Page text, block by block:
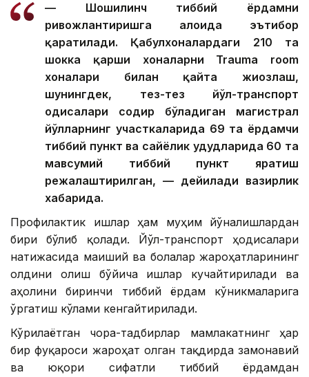
— Шошилинч тиббий ёрдамни
ривожлантиришга алоҳида эътибор
қаратилади. Қабулхоналардаги 210 та
шокка қарши хоналарни Trauma room
хоналари билан қайта жиҳозлаш,
шунингдек, тез-тез йўл-транспорт
ҳодисалари содир бўладиган магистрал
йўлларнинг участкаларида 69 та ёрдамчи
тиббий пункт ва сайёҳлик ҳудудларида 60 та
мавсумий тиббий пункт яратиш
режалаштирилган, — дейилади вазирлик
хабарида.
Профилактик ишлар ҳам муҳим йўналишлардан
бири бўлиб қолади. Йўл-транспорт ҳодисалари
натижасида маиший ва болалар жароҳатларининг
олдини олиш бўйича ишлар кучайтирилади ва
аҳолини биринчи тиббий ёрдам кўникмаларига
ўргатиш кўлами кенгайтирилади.
Кўрилаётган чора-тадбирлар мамлакатнинг ҳар
бир фуқароси жароҳат олган тақдирда замонавий
ва юқори сифатли тиббий ёрдамдан